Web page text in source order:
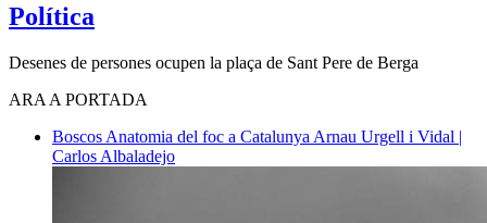
Política
Desenes de persones ocupen la plaça de Sant Pere de Berga
ARA A PORTADA
Boscos Anatomia del foc a Catalunya Arnau Urgell i Vidal |
Carlos Albaladejo